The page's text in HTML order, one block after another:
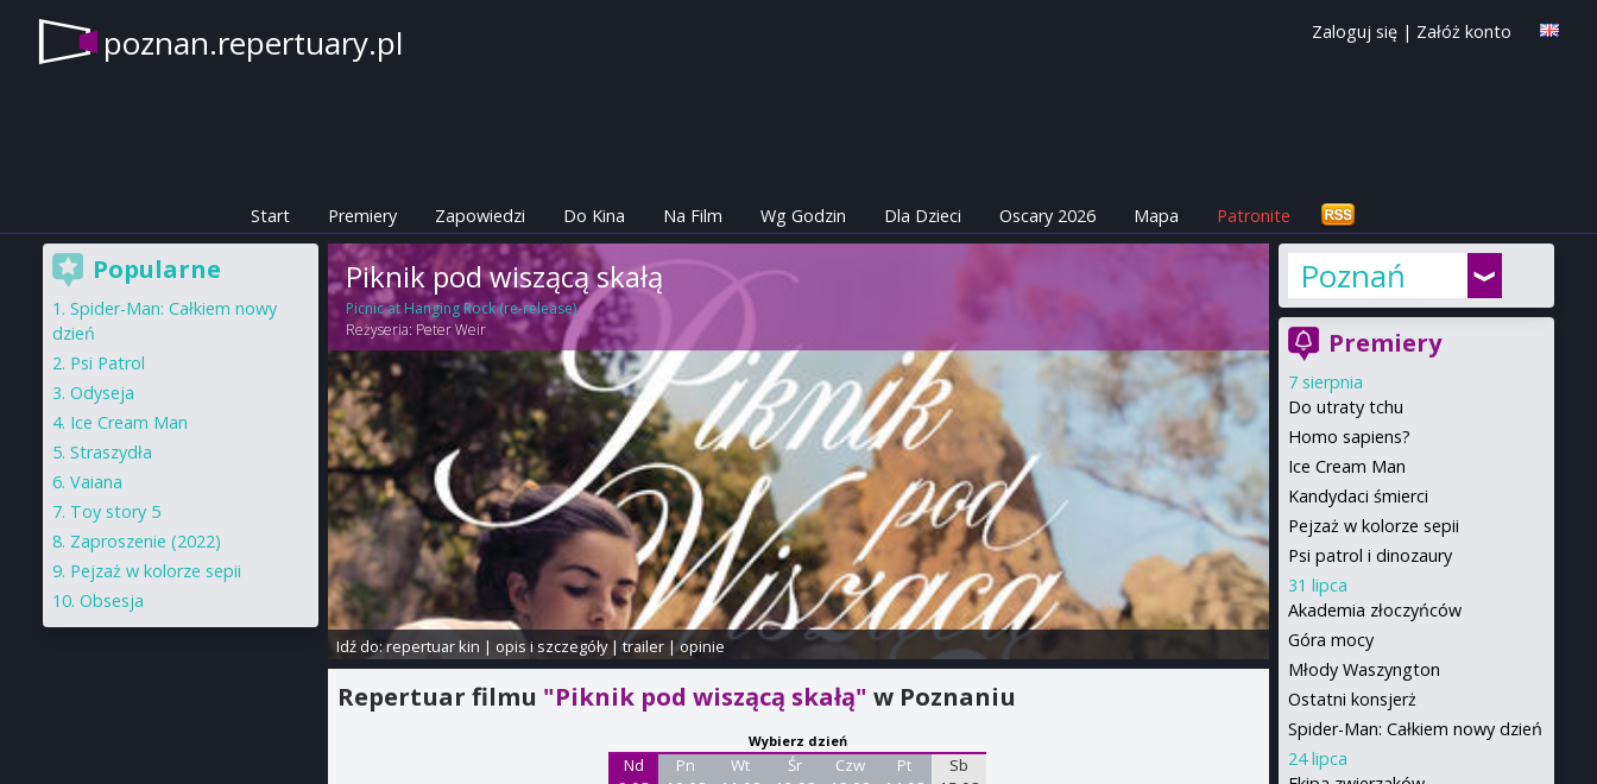
poznan.repertuary.pl Zaloguj się | Załóż konto
Start Premiery Zapowiedzi Do Kina Na Film Wg Godzin Dla Dzieci Oscary 2026 Mapa Patronite
Piknik pod wiszącą skałą
Picnic at Hanging Rock (re-release)
Reżyseria: Peter Weir
Idź do:repertuar kin | opis i szczegóły|trailer|opinie
Repertuar filmu "Piknik pod wiszącą skałą"w Poznaniu
Wybierz dzień
Nd
Pn
Wt
Śr
Czw
Pt
Sb
Poznań
Premiery
7 sierpnia
Do utraty tchu
Homo sapiens?
Ice Cream Man
Kandydaci śmierci
Pejzaż w kolorze sepii
Psi patrol i dinozaury
31 lipca
Akademia złoczyńców
Góra mocy
Młody Waszyngton
Ostatni konsjerż
Spider-Man: Całkiem nowy dzień
24 lipca
Popularne
Spider-Man: Całkiem nowy
dzień
Psi Patrol
Odyseja
Ice Cream Man
Straszydła
Vaiana
Toy story 5
Zaproszenie (2022)
Pejzaż w kolorze sepii
Obsesja